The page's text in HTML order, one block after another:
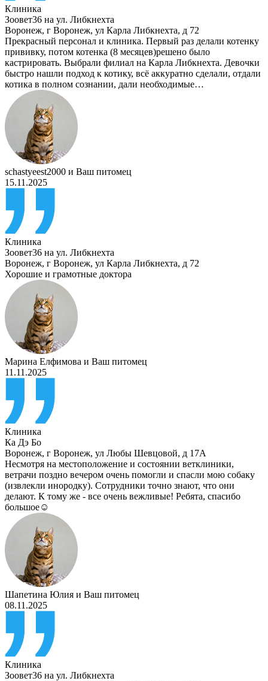
Клиника
Зоовет36 на ул. Либкнехта
Воронеж, г Воронеж, ул Карла Либкнехта, д 72
Прекрасный персонал и клиника. Первый раз делали котенку
прививку, потом котенка (8 месяцев)решено было
кастрировать. Выбрали филиал на Карла Либкнехта. Девочки
быстро нашли подход к котику, всё аккуратно сделали, отдали
котика в полном сознании, дали необходимые…
schastyeest2000 и Ваш питомец
15.11.2025
Клиника
Зоовет36 на ул. Либкнехта
Воронеж, г Воронеж, ул Карла Либкнехта, д 72
Хорошие и грамотные доктора
Марина Елфимова и Ваш питомец
11.11.2025
Клиника
Ка Дэ Бо
Воронеж, г Воронеж, ул Любы Шевцовой, д 17А
Несмотря на местоположение и состоянии ветклиники,
ветрачи поздно вечером очень помогли и спасли мою собаку
(извлекли инородку). Сотрудники точно знают, что они
делают. К тому же - все очень вежливые! Ребята, спасибо
большое☺️
Шапетина Юлия и Ваш питомец
08.11.2025
Клиника
Зоовет36 на ул. Либкнехта